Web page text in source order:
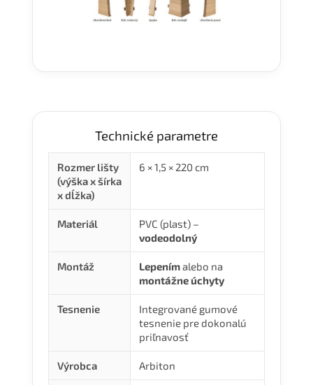
Technické parametre
Rozmer lišty
(výška x šírka
x dĺžka)
6 × 1,5 × 220 cm
Materiál
PVC (plast) –
vodeodolný
Montáž Lepenímalebo na
montážne úchyty
Tesnenie
Integrované gumové
tesnenie pre dokonalú
priľnavosť
Výrobca Arbiton